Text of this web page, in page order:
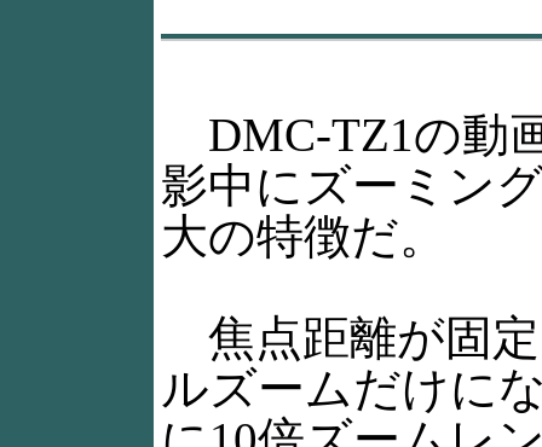
DMC-TZ1の動
影中にズーミン
大の特徴だ。
焦点距離が固
ルズームだけに